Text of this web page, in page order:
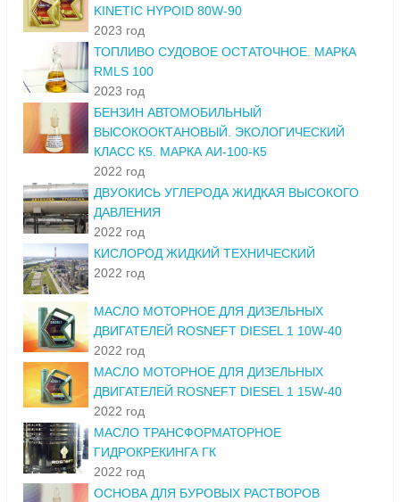
KINETIC HYPOID 80W-90
2023 год
ТОПЛИВО СУДОВОЕ ОСТАТОЧНОЕ. МАРКА
RMLS 100
2023 год
БЕНЗИН АВТОМОБИЛЬНЫЙ
ВЫСОКООКТАНОВЫЙ. ЭКОЛОГИЧЕСКИЙ
КЛАСС К5. МАРКА АИ-100-К5
2022 год
ДВУОКИСЬ УГЛЕРОДА ЖИДКАЯ ВЫСОКОГО
ДАВЛЕНИЯ
2022 год
КИСЛОРОД ЖИДКИЙ ТЕХНИЧЕСКИЙ
2022 год
МАСЛО МОТОРНОЕ ДЛЯ ДИЗЕЛЬНЫХ
ДВИГАТЕЛЕЙ ROSNEFT DIESEL 1 10W-40
2022 год
МАСЛО МОТОРНОЕ ДЛЯ ДИЗЕЛЬНЫХ
ДВИГАТЕЛЕЙ ROSNEFT DIESEL 1 15W-40
2022 год
МАСЛО ТРАНСФОРМАТОРНОЕ
ГИДРОКРЕКИНГА ГК
2022 год
ОСНОВА ДЛЯ БУРОВЫХ РАСТВОРОВ